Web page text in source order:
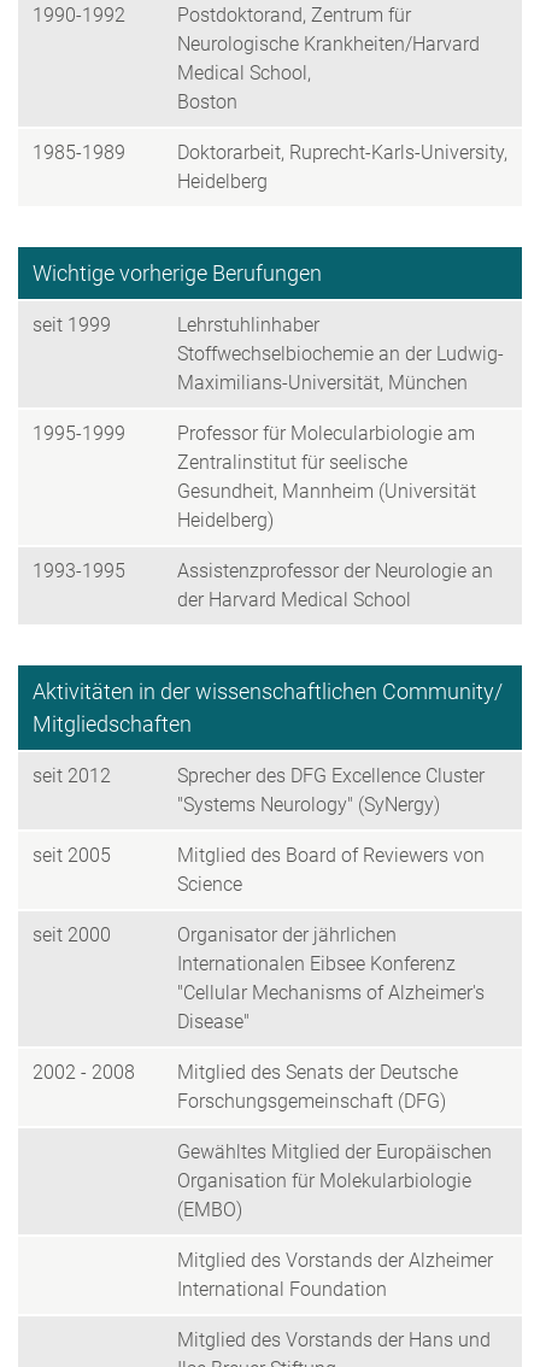
1990-1992
Postdoktorand, Zentrum für
Neurologische Krankheiten/Harvard
Medical School,
Boston
1985-1989
Doktorarbeit, Ruprecht-Karls-University,
Heidelberg
Wichtige vorherige Berufungen
seit 1999
Lehrstuhlinhaber
Stoffwechselbiochemie an der Ludwig-
Maximilians-Universität, München
1995-1999
Professor für Molecularbiologie am
Zentralinstitut für seelische
Gesundheit, Mannheim (Universität
Heidelberg)
1993-1995
Assistenzprofessor der Neurologie an
der Harvard Medical School
Aktivitäten in der wissenschaftlichen Community/
Mitgliedschaften
seit 2012
Sprecher des DFG Excellence Cluster
"Systems Neurology" (SyNergy)
seit 2005
Mitglied des Board of Reviewers von
Science
seit 2000
Organisator der jährlichen
Internationalen Eibsee Konferenz
"Cellular Mechanisms of Alzheimer's
Disease"
2002 - 2008
Mitglied des Senats der Deutsche
Forschungsgemeinschaft (DFG)
Gewähltes Mitglied der Europäischen
Organisation für Molekularbiologie
(EMBO)
Mitglied des Vorstands der Alzheimer
International Foundation
Mitglied des Vorstands der Hans und